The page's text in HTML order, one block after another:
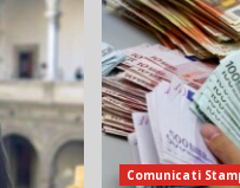
Comunicati